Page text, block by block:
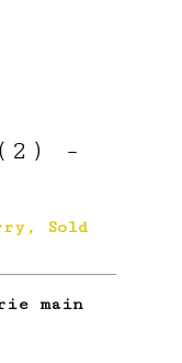
(2) -
Sold
main